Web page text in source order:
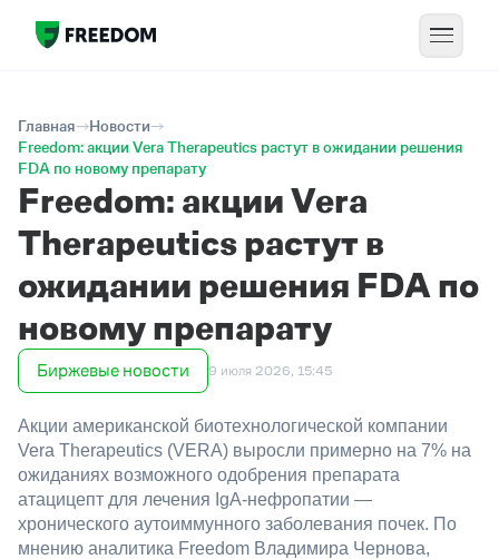
Главная
Новости
Freedom: акции Vera Therapeutics растут в ожидании решения
FDA по новому препарату
Freedom: акции Vera
Therapeutics растут в
ожидании решения FDA по
новому препарату
Биржевые новости 9 июля 2026, 15:45
Акции американской биотехнологической компании
Vera Therapeutics (VERA) выросли примерно на 7% на
ожиданиях возможного одобрения препарата
атацицепт для лечения IgA-нефропатии —
хронического аутоиммунного заболевания почек. По
мнению аналитика Freedom Владимира Чернова,